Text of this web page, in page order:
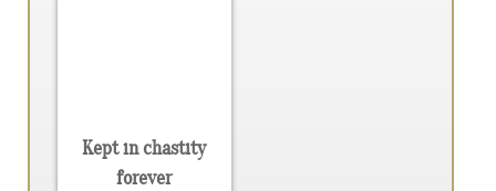
Kept in chastity
forever